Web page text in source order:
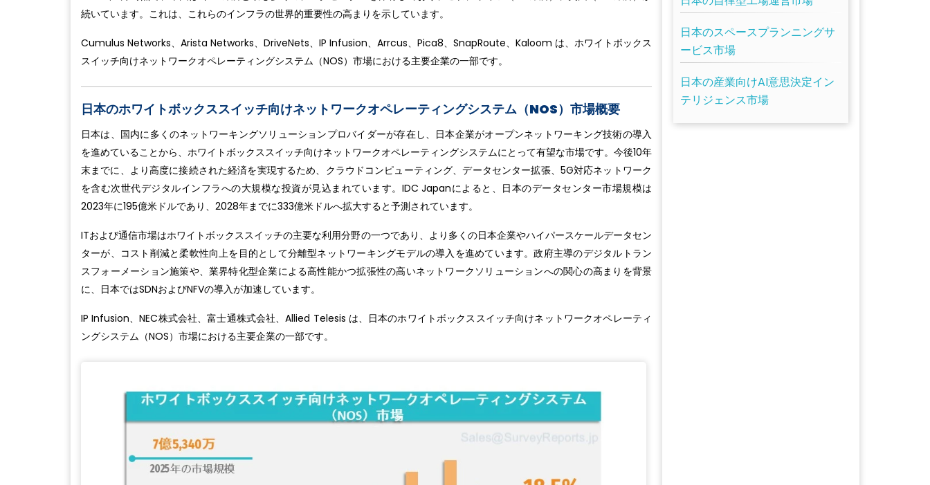
続いています。これは、これらのインフラの世界的重要性の高まりを示しています。
Cumulus Networks、Arista Networks、DriveNets、IP Infusion、Arrcus、Pica8、SnapRoute、Kaloom は、ホワイトボックス
スイッチ向けネットワークオペレーティングシステム（NOS）市場における主要企業の一部です。
日本のホワイトボックススイッチ向けネットワークオペレーティングシステム（NOS）市場概要
日本は、国内に多くのネットワーキングソリューションプロバイダーが存在し、日本企業がオープンネットワーキング技術の導入
を進めていることから、ホワイトボックススイッチ向けネットワークオペレーティングシステムにとって有望な市場です。今後10年
末までに、より高度に接続された経済を実現するため、クラウドコンピューティング、データセンター拡張、5G対応ネットワーク
を含む次世代デジタルインフラへの大規模な投資が見込まれています。IDC Japanによると、日本のデータセンター市場規模は
2023年に195億米ドルであり、2028年までに333億米ドルへ拡大すると予測されています。
ITおよび通信市場はホワイトボックススイッチの主要な利用分野の一つであり、より多くの日本企業やハイパースケールデータセン
ターが、コスト削減と柔軟性向上を目的として分離型ネットワーキングモデルの導入を進めています。政府主導のデジタルトラン
スフォーメーション施策や、業界特化型企業による高性能かつ拡張性の高いネットワークソリューションへの関心の高まりを背景
に、日本ではSDNおよびNFVの導入が加速しています。
IP Infusion、NEC株式会社、富士通株式会社、Allied Telesis は、日本のホワイトボックススイッチ向けネットワークオペレーティ
ングシステム（NOS）市場における主要企業の一部です。
日本のスペースプランニングサ
ービス市場
日本の産業向けAI意思決定イン
テリジェンス市場